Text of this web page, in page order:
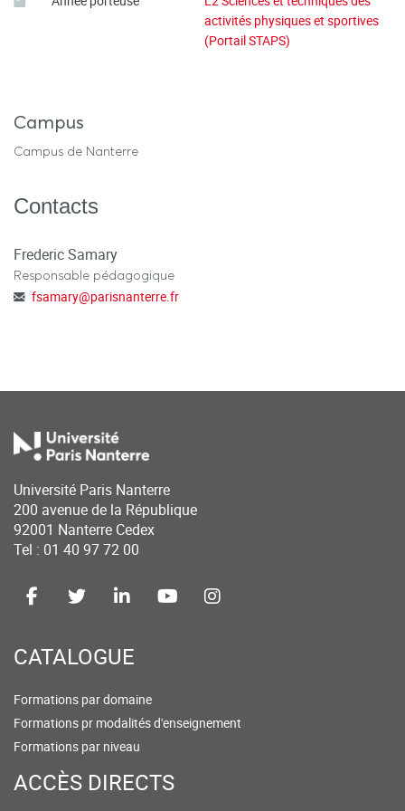
activités physiques et sportives
(Portail STAPS)
Campus
Campus de Nanterre
Contacts
Frederic Samary
Responsable pédagogique
fsamary@parisnanterre.fr
Université Paris Nanterre
200 avenue de la République
92001 Nanterre Cedex
Tel : 01 40 97 72 00
CATALOGUE
Formations par domaine
Formations pr modalités d'enseignement
Formations par niveau
ACCÈS DIRECTS